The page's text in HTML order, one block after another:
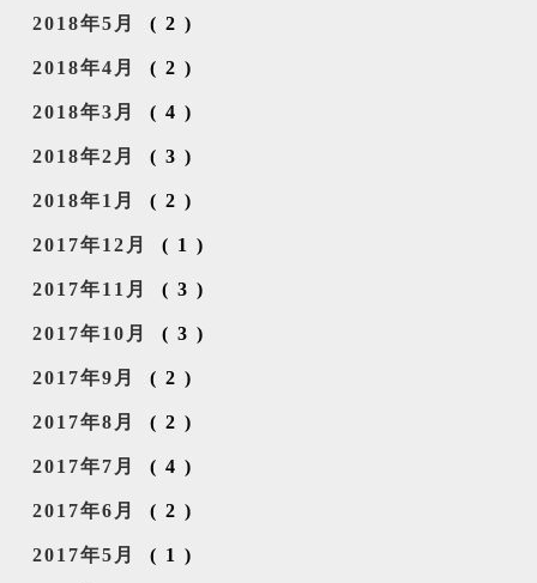
2018年5月 (2)
2018年4月 (2)
2018年3月 (4)
2018年2月 (3)
2018年1月 (2)
2017年12月 (1)
2017年11月 (3)
2017年10月 (3)
2017年9月 (2)
2017年8月 (2)
2017年7月 (4)
2017年6月 (2)
2017年5月 (1)